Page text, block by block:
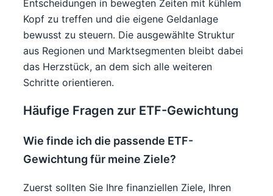
Entscheidungen in bewegten Zeiten mit kühlem
Kopf zu treffen und die eigene Geldanlage
bewusst zu steuern. Die ausgewählte Struktur
aus Regionen und Marktsegmenten bleibt dabei
das Herzstück, an dem sich alle weiteren
Schritte orientieren.
Häufige Fragen zur ETF-Gewichtung
Wie finde ich die passende ETF-
Gewichtung für meine Ziele?
Zuerst sollten Sie Ihre finanziellen Ziele, Ihren